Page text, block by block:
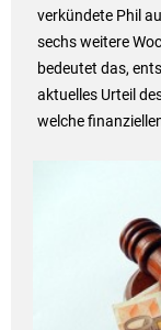
verkündete Phil
sechs weitere
bedeutet das,
aktuelles Urteil
welche